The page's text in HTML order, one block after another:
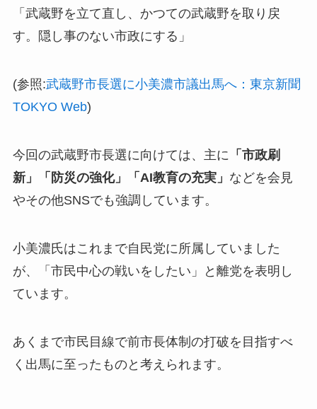
「武蔵野を立て直し、かつての武蔵野を取り戻
す。隠し事のない市政にする」
(参照:武蔵野市長選に小美濃市議出馬へ：東京新聞
TOKYO Web)
今回の武蔵野市長選に向けては、主に 「市政刷
新」「防災の強化」「AI教育の充実」 などを会見
やその他SNSでも強調しています。
小美濃氏はこれまで自民党に所属していました
が、「市民中心の戦いをしたい」と離党を表明し
ています。
あくまで市民目線で前市長体制の打破を目指すべ
く出馬に至ったものと考えられます。